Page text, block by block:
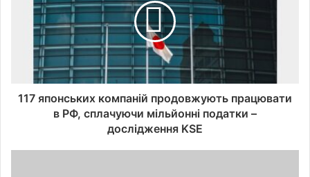
117 японських компаній продовжують працювати
в РФ, сплачуючи мільйонні податки –
дослідження KSE